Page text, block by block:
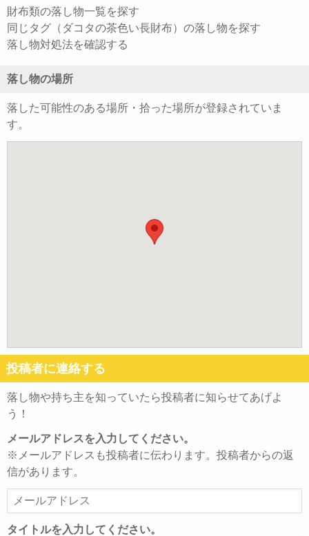
財布類の落し物一覧を探す
同じタグ（ダコタの茶色い長財布）の落し物を探す
落し物対処法を確認する
落し物の場所
落した可能性のある場所・拾った場所が登録されていま
す。
投稿者に連絡する
落し物や持ち主を知っていたら投稿者に知らせてあげよ
う！
メールアドレスを入力してください。
※メールアドレスも投稿者に伝わります。投稿者からの返
信があります。
ー
ル
タイトルを入力してください。